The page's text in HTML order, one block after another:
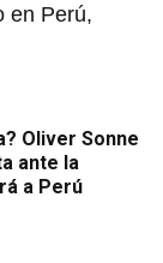
en Perú,
Oliver Sonne
ante la
a Perú